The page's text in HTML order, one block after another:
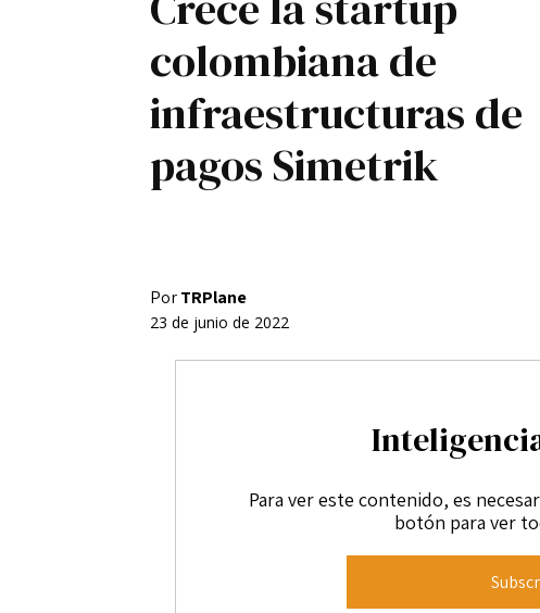
Registro / Entrar
Contacto
Privacidad Aviso Legal
colombiana de
infraestructuras de
pagos Simetrik
PorTRPlane
23 de junio de 2022
Para ver este contenido, es
botón para ver